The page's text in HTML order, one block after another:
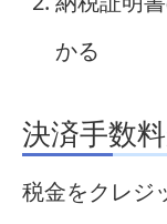
かる
決済手数
税金をクレジ